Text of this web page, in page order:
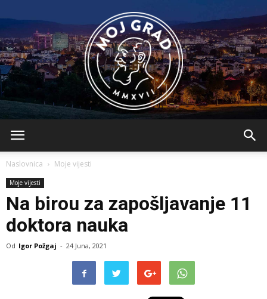
Naslovnica Moje vijesti
Moje vijesti
Na birou za zapošljavanje 11
doktora nauka
Od Igor Požgaj - 24 Juna, 2021